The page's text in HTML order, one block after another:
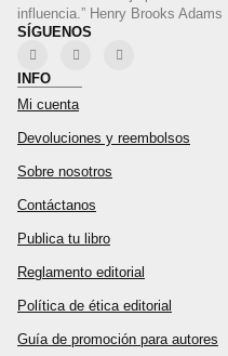
influencia.” Henry Brooks Adams
SÍGUENOS
INFO
Mi cuenta
Devoluciones y reembolsos
Sobre nosotros
Contáctanos
Publica tu libro
Reglamento editorial
Política de ética editorial
Guía de promoción para autores